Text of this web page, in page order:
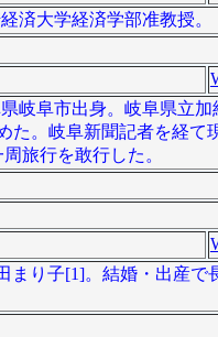
済大学経済学部准教授。
岐阜市出身。岐阜県立
。岐阜新聞記者を経て
旅行を敢行した。
まり子[1]。結婚・出産で